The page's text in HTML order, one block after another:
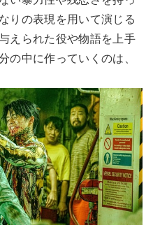
りの表現を用いて演じる
えられた役や物語を上手
の中に作っていくのは、